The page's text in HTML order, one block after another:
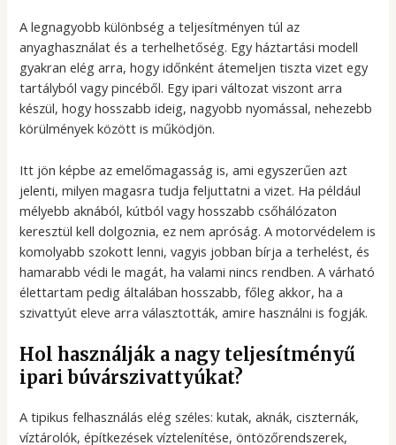
A legnagyobb különbség a teljesítményen túl az
anyaghasználat és a terhelhetőség. Egy háztartási modell
gyakran elég arra, hogy időnként átemeljen tiszta vizet egy
tartályból vagy pincéből. Egy ipari változat viszont arra
készül, hogy hosszabb ideig, nagyobb nyomással, nehezebb
körülmények között is működjön.
Itt jön képbe az emelőmagasság is, ami egyszerűen azt
jelenti, milyen magasra tudja feljuttatni a vizet. Ha például
mélyebb aknából, kútból vagy hosszabb csőhálózaton
keresztül kell dolgoznia, ez nem apróság. A motorvédelem is
komolyabb szokott lenni, vagyis jobban bírja a terhelést, és
hamarabb védi le magát, ha valami nincs rendben. A várható
élettartam pedig általában hosszabb, főleg akkor, ha a
szivattyút eleve arra választották, amire használni is fogják.
Hol használják a nagy teljesítményű
ipari búvárszivattyúkat?
A tipikus felhasználás elég széles: kutak, aknák, ciszternák,
víztárolók, építkezések víztelenítése, öntözőrendszerek,